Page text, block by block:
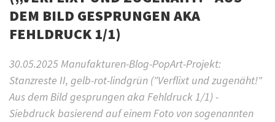
DEM BILD GESPRUNGEN AKA
FEHLDRUCK 1/1)
30.05.2025 Manufakturen-Blog-PopArt-Projekt:
Stanzreste II, gelb-rot-lindgrün ("Verflixt und zugenäht!"
Aus dem Bild gesprungen aka Fehldruck 1/1) -
Siebdruck basierend auf einem Foto von sogenannten